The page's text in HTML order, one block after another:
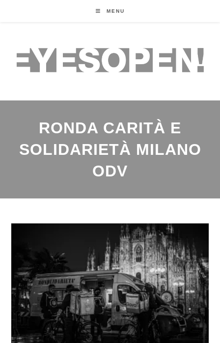
MENU
RONDA CARITÀ E
SOLIDARIETÀ MILANO
ODV